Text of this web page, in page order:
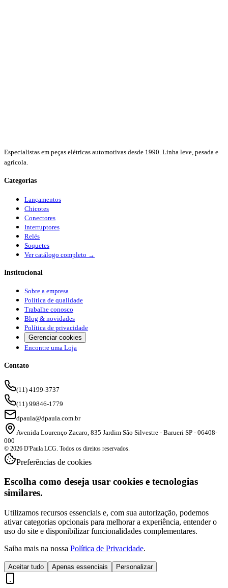
Especialistas em peças elétricas automotivas desde 1990. Linha leve, pesada e
agrícola.
Categorias
Lançamentos
Chicotes
Conectores
Interruptores
Relés
Soquetes
Ver catálogo completo →
Institucional
Sobre a empresa
Política de qualidade
Trabalhe conosco
Blog & novidades
Política de privacidade
Gerenciar cookies
Encontre uma Loja
Contato
(11) 4199-3737
(11) 99846-1779
dpaula@dpaula.com.br
Avenida Lourenço Zacaro, 835 Jardim São Silvestre - Barueri SP - 06408-
000
© 2026 D'Paula LCG. Todos os direitos reservados.
Preferências de cookies
Escolha como deseja usar cookies e tecnologias
similares.
Utilizamos recursos essenciais e, com sua autorização, podemos
ativar categorias opcionais para melhorar a experiência, entender o
uso do site e disponibilizar funcionalidades complementares.
Saiba mais na nossa Política de Privacidade.
Aceitar tudo Apenas essenciais Personalizar